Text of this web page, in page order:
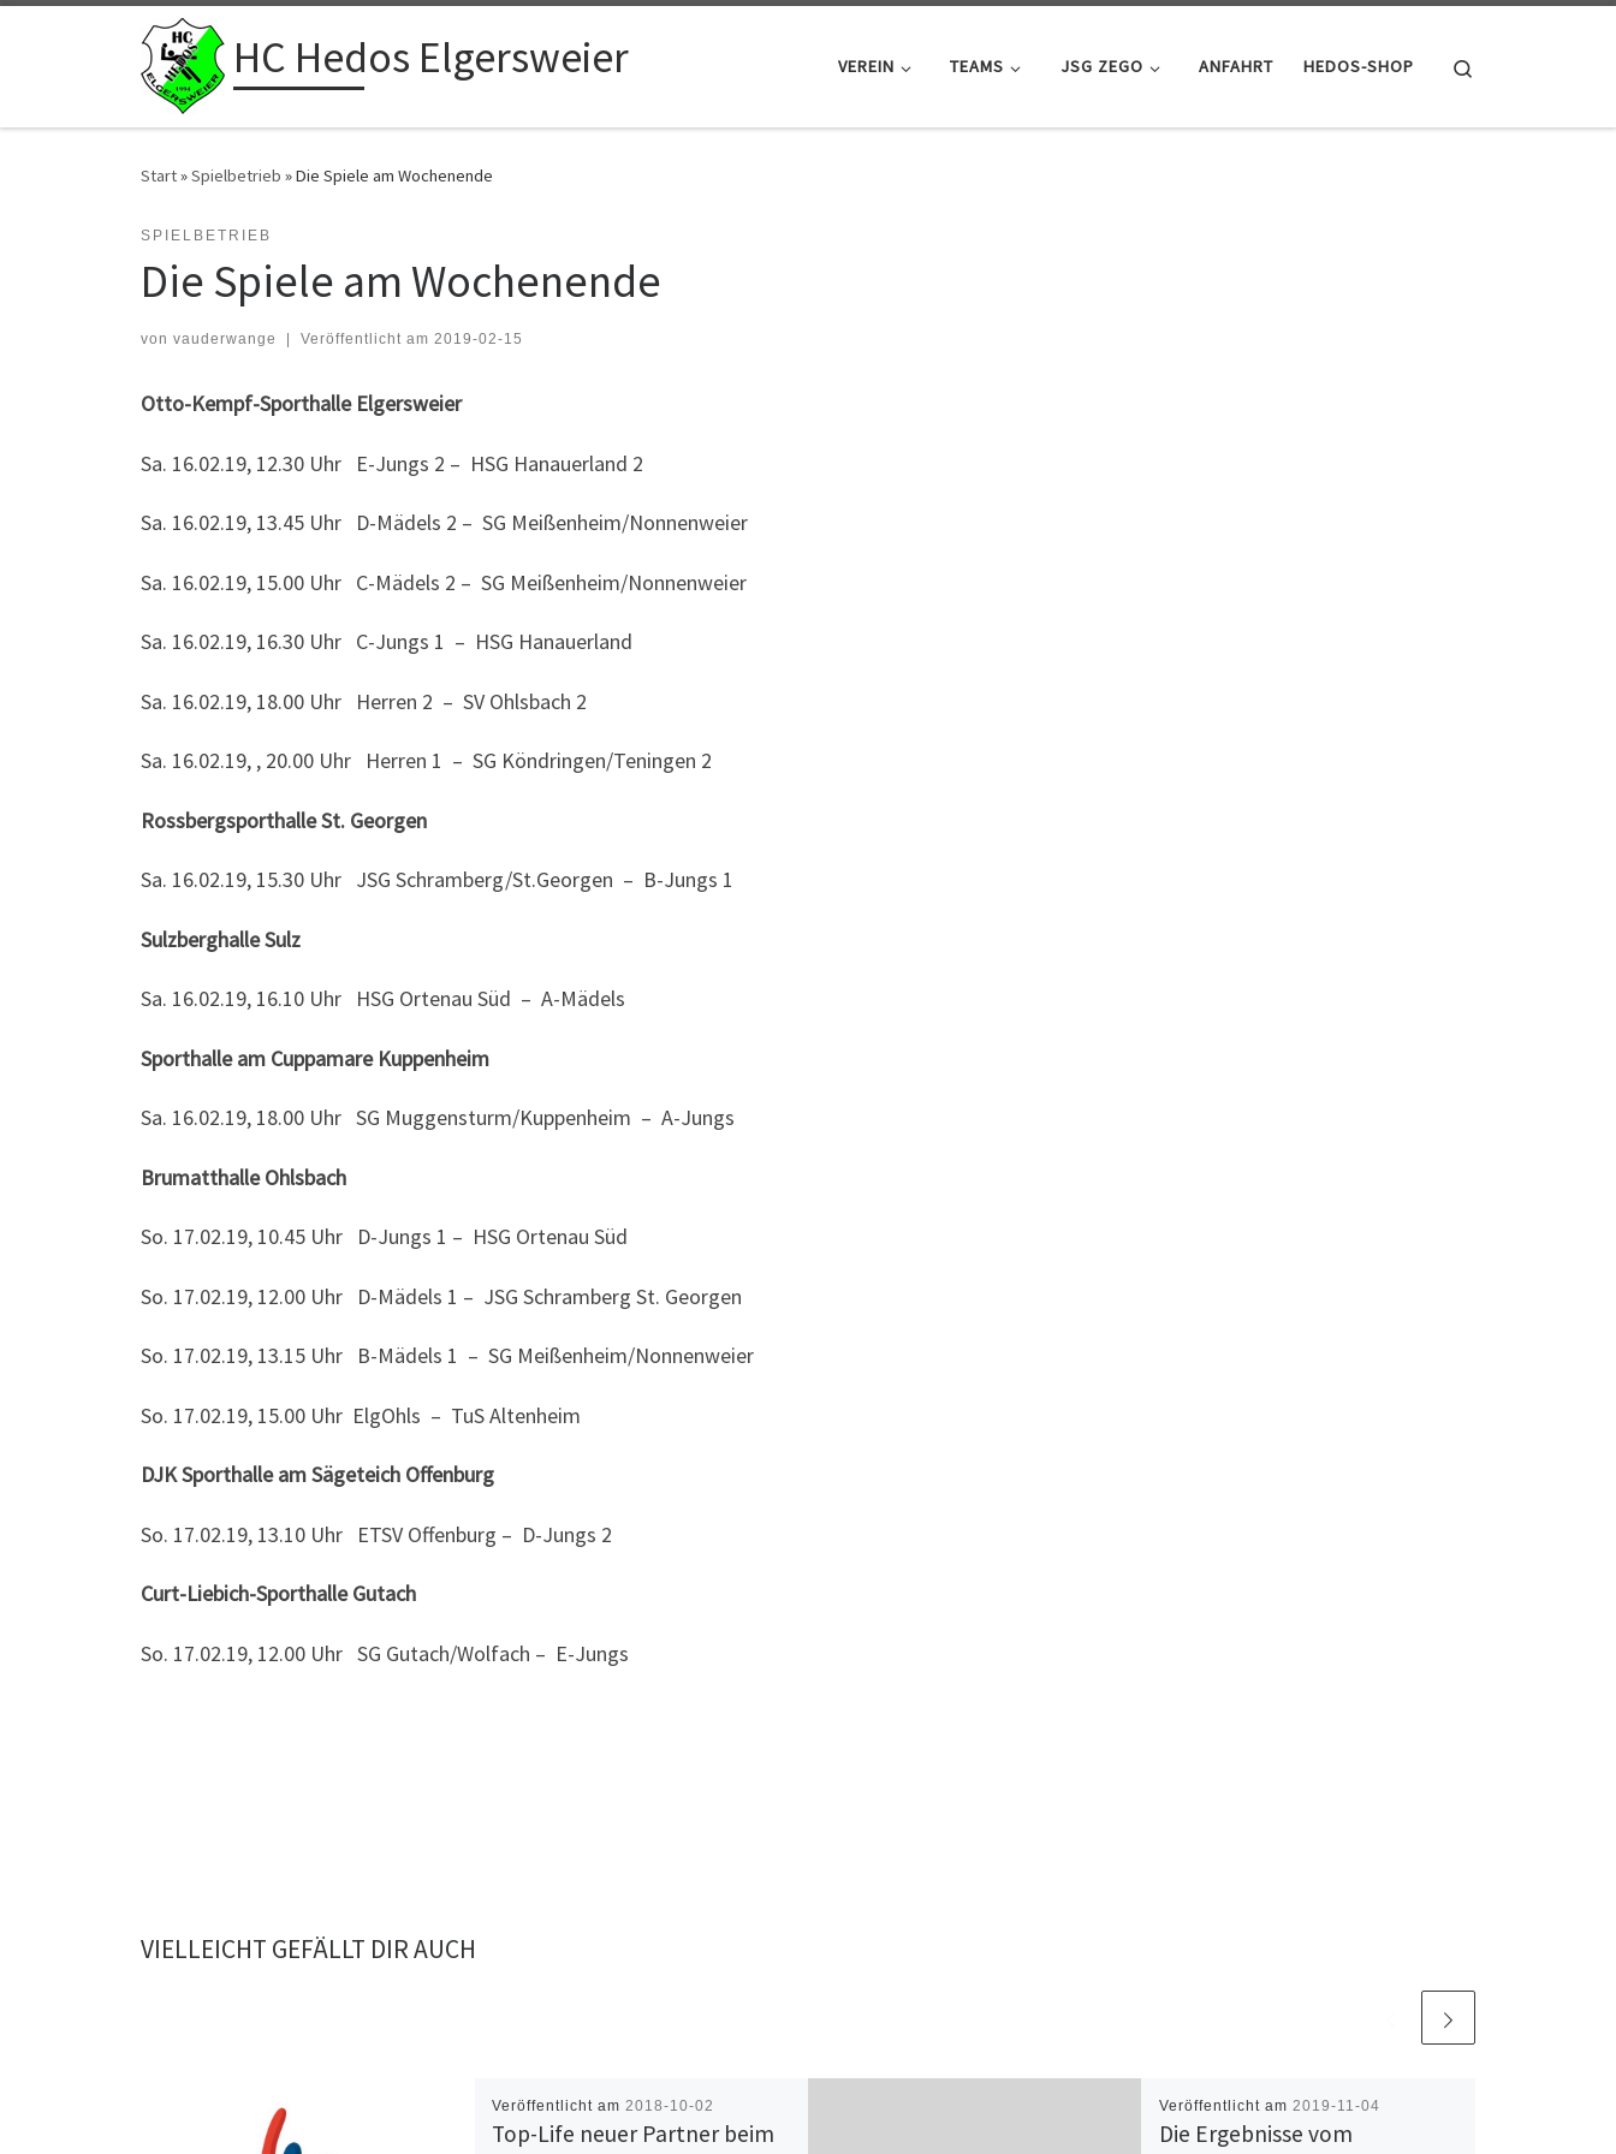
Zum Inhalt springen HC Hedos Elgersweier VEREIN TEAMS JSG ZEGO ANFAHRT HEDOS-SHOP
Start»Spielbetrieb »Die Spiele am Wochenende
SPIELBETRIEB
Die Spiele am Wochenende
von vauderwange Veröffentlicht am 2019-02-15
Otto-Kempf-Sporthalle Elgersweier
Sa. 16.02.19, 12.30 Uhr E-Jungs 2 – HSG Hanauerland 2
Sa. 16.02.19, 13.45 Uhr D-Mädels 2 – SG Meißenheim/Nonnenweier
Sa. 16.02.19, 15.00 Uhr C-Mädels 2 – SG Meißenheim/Nonnenweier
Sa. 16.02.19, 16.30 Uhr C-Jungs 1 – HSG Hanauerland
Sa. 16.02.19, 18.00 Uhr Herren 2 – SV Ohlsbach 2
Sa. 16.02.19, , 20.00 Uhr Herren 1 – SG Köndringen/Teningen 2
Rossbergsporthalle St. Georgen
Sa. 16.02.19, 15.30 Uhr JSG Schramberg/St.Georgen – B-Jungs 1
Sulzberghalle Sulz
Sa. 16.02.19, 16.10 Uhr HSG Ortenau Süd – A-Mädels
Sporthalle am Cuppamare Kuppenheim
Sa. 16.02.19, 18.00 Uhr SG Muggensturm/Kuppenheim – A-Jungs
Brumatthalle Ohlsbach
So. 17.02.19, 10.45 Uhr D-Jungs 1 – HSG Ortenau Süd
So. 17.02.19, 12.00 Uhr D-Mädels 1 – JSG Schramberg St. Georgen
So. 17.02.19, 13.15 Uhr B-Mädels 1 – SG Meißenheim/Nonnenweier
So. 17.02.19, 15.00 Uhr ElgOhls – TuS Altenheim
DJK Sporthalle am Sägeteich Offenburg
So. 17.02.19, 13.10 Uhr ETSV Offenburg – D-Jungs 2
Curt-Liebich-Sporthalle Gutach
So. 17.02.19, 12.00 Uhr SG Gutach/Wolfach – E-Jungs
VIELLEICHT GEFÄLLT DIR AUCH
Veröffentlicht am 2018-10-02
Top-Life neuer Partner beim
Veröffentlicht am 2019-11-04
Die Ergebnisse vom